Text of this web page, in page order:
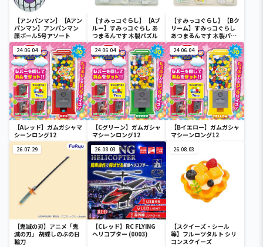
【アンパンマン】【Aアン
パンマン】アンパンマン
顔ボール5号アソート
【すみっコぐらし】【Aブ
ルー】すみっコぐらし あ
つまるんです 木製パズル
【すみっコぐらし】【Bク
リーム】すみっコぐらし
あつまるんです 木製パズ
ル
24.06.04
【Aレッド】ガムガシャマ
シーンロング12
24.06.04
【Cグリーン】ガムガシャ
マシーンロング12
24.06.04
【Bイエロー】ガムガシャ
マシーンロング12
26.07.29
【鬼滅の刃】アニメ「鬼
滅の刃」 胡蝶しのぶの日
輪刀
26.08.03
【Cレッド】RC FLYING
ヘリコプター (0003)
26.08.03
【スクイーズ・シール
等】フルーツタルト シリ
コンスクイーズ